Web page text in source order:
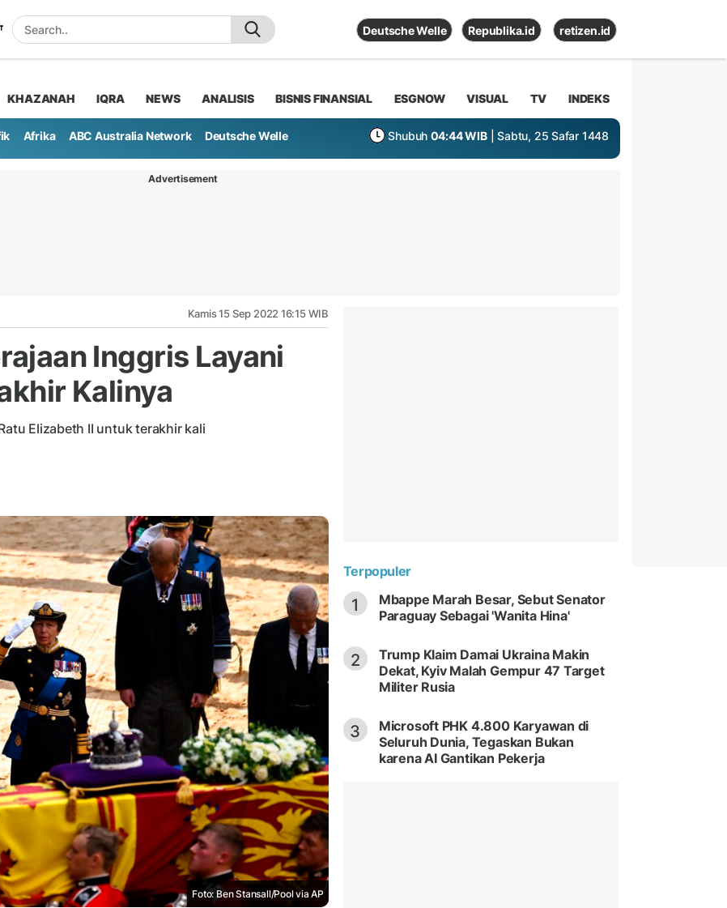
Deutsche Welle Republika.id retizen.id
KHAZANAH IQRA NEWS ANALISIS BISNIS FINANSIAL ESGNOW VISUAL TV INDEKS
Afrika ABC Australia Network Deutsche Welle Shubuh 04:44 WIB | Sabtu, 25 Safar 1448
Advertisement
Kamis 15 Sep 2022 16:15 WIB
Inggris Layani
Kalinya
Elizabeth II untuk terakhir kali
Foto: Ben Stansall/Pool via AP
Terpopuler
1
Mbappe Marah Besar, Sebut Senator
Paraguay Sebagai 'Wanita Hina'
2
Trump Klaim Damai Ukraina Makin
Dekat, Kyiv Malah Gempur 47 Target
Militer Rusia
3
Microsoft PHK 4.800 Karyawan di
Seluruh Dunia, Tegaskan Bukan
karena AI Gantikan Pekerja